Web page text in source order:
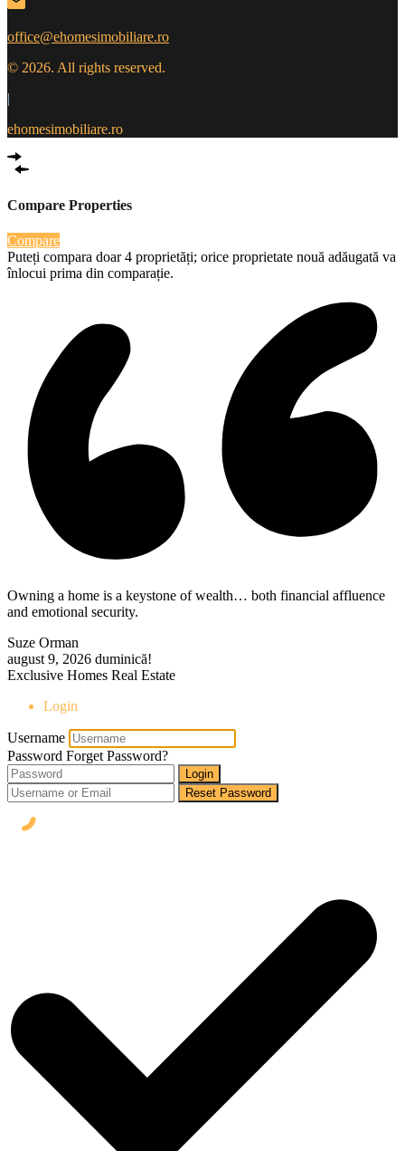
office@ehomesimobiliare.ro
© 2026. All rights reserved.
|
ehomesimobiliare.ro
Compare Properties
Compare
Puteți compara doar 4 proprietăți; orice proprietate nouă adăugată va
înlocui prima din comparație.
Owning a home is a keystone of wealth… both financial affluence
and emotional security.
Suze Orman
august 9, 2026 duminică!
Exclusive Homes Real Estate
Login
Username
Password Forget Password?
Login
Reset Password